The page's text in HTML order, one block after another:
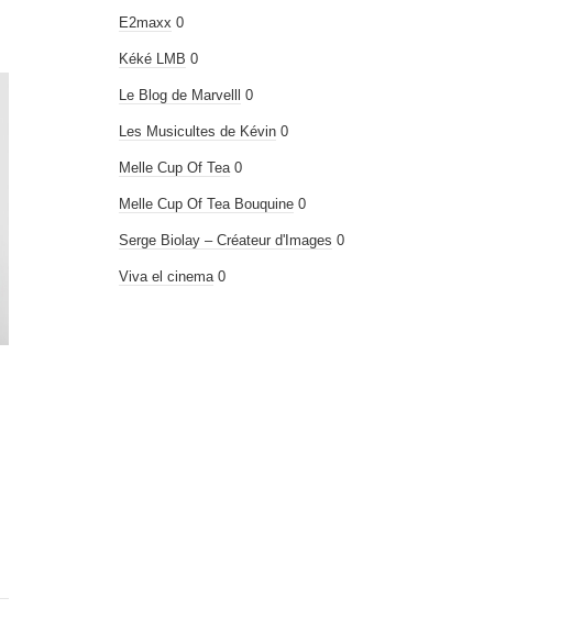
E2maxx 0
Kéké LMB 0
Le Blog de Marvelll 0
Les Musicultes de Kévin 0
Melle Cup Of Tea 0
Melle Cup Of Tea Bouquine 0
Serge Biolay – Créateur d'Images 0
Viva el cinema 0